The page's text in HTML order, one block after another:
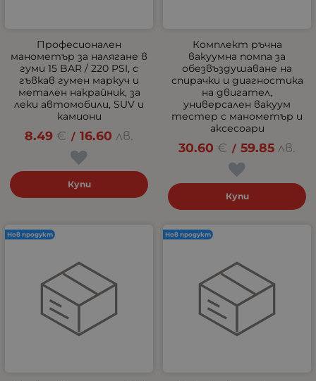
Професионален
манометър за налягане в
гуми 15 BAR / 220 PSI, с
гъвкав гумен маркуч и
метален накрайник, за
леки автомобили, SUV и
камиони
8.49 € / 16.60 лв.
Купи
Комплект ръчна
вакуумна помпа за
обезвъздушаване на
спирачки и диагностика
на двигател,
универсален вакуум
тестер с манометър и
аксесоари
30.60 € / 59.85 лв.
Купи
Нов продукт Нов продукт